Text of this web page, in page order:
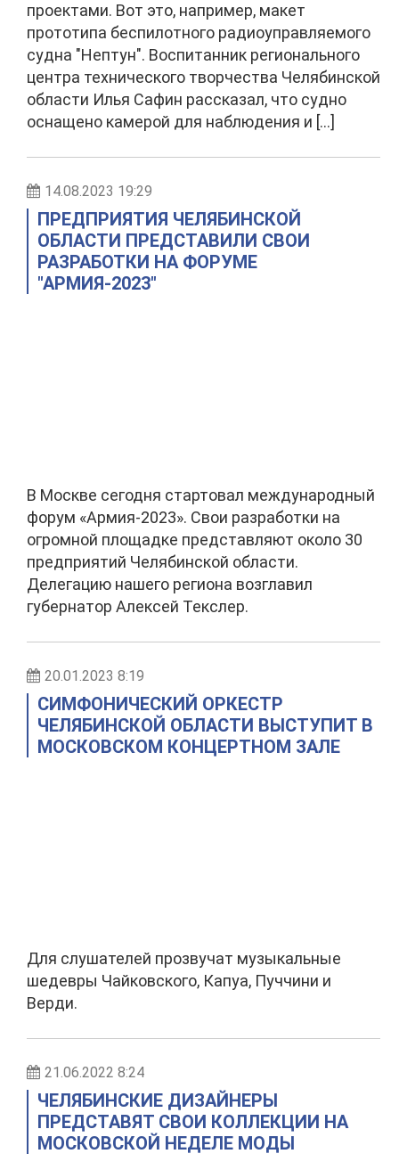
проектами. Вот это, например, макет
прототипа беспилотного радиоуправляемого
судна "Нептун". Воспитанник регионального
центра технического творчества Челябинской
области Илья Сафин рассказал, что судно
оснащено камерой для наблюдения и […]
14.08.2023 19:29
ПРЕДПРИЯТИЯ ЧЕЛЯБИНСКОЙ
ОБЛАСТИ ПРЕДСТАВИЛИ СВОИ
РАЗРАБОТКИ НА ФОРУМЕ
"АРМИЯ-2023"
В Москве сегодня стартовал международный
форум «Армия-2023». Свои разработки на
огромной площадке представляют около 30
предприятий Челябинской области.
Делегацию нашего региона возглавил
губернатор Алексей Текслер.
20.01.2023 8:19
СИМФОНИЧЕСКИЙ ОРКЕСТР
ЧЕЛЯБИНСКОЙ ОБЛАСТИ ВЫСТУПИТ В
МОСКОВСКОМ КОНЦЕРТНОМ ЗАЛЕ
Для слушателей прозвучат музыкальные
шедевры Чайковского, Капуа, Пуччини и
Верди.
21.06.2022 8:24
ЧЕЛЯБИНСКИЕ ДИЗАЙНЕРЫ
ПРЕДСТАВЯТ СВОИ КОЛЛЕКЦИИ НА
МОСКОВСКОЙ НЕДЕЛЕ МОДЫ